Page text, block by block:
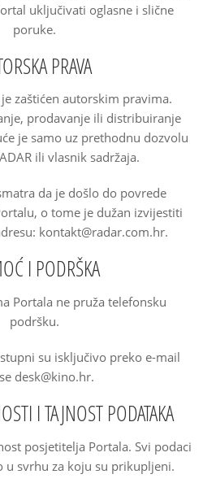
uključivati oglasne i slične
poruke.
PRAVA
zaštićen autorskim pravima.
prodavanje ili distribuiranje
je samo uz prethodnu dozvolu
ili vlasnik sadržaja.
da je došlo do povrede
o tome je dužan izvijestiti
kontakt@radar.com.hr.
I PODRŠKA
Portala ne pruža telefonsku
podršku.
su isključivo preko e-mail
desk@kino.hr.
I TAJNOST PODATAKA
posjetitelja Portala. Svi podaci
u svrhu za koju su prikupljeni.